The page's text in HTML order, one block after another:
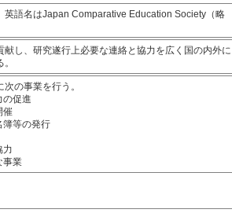
英語名はJapan Comparative Education Society（略
し、研究遂行上必要な連絡と協力を広く国の内外に
の事業を行う。
促進
催
等の発行
力
事業